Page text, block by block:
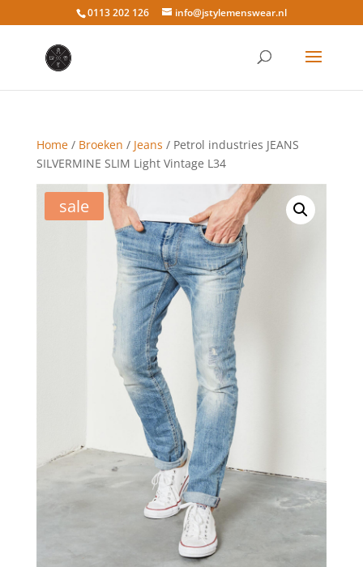
0113 202 126 info@jstylemenswear.nl
Home/ Broeken / Jeans / Petrol industries JEANS
SILVERMINE SLIM Light Vintage L34
sale